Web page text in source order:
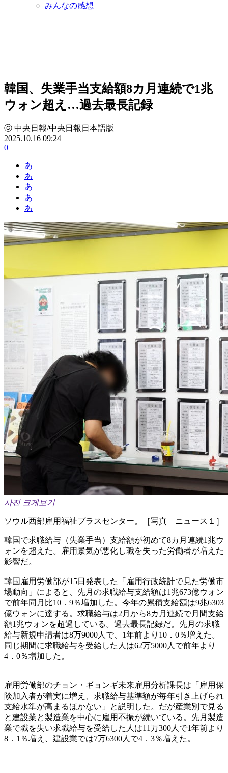
みんなの感想
韓国、失業手当支給額8カ月連続で1兆
ウォン超え…過去最長記録
ⓒ 中央日報/中央日報日本語版
2025.10.16 09:24
0
あ
あ
あ
あ
あ
사진 크게보기
ソウル西部雇用福祉プラスセンター。［写真 ニュース１］
韓国で求職給与（失業手当）支給額が初めて8カ月連続1兆ウ
ォンを超えた。雇用景気が悪化し職を失った労働者が増えた
影響だ。
韓国雇用労働部が15日発表した「雇用行政統計で見た労働市
場動向」によると、先月の求職給与支給額は1兆673億ウォン
で前年同月比10．9％増加した。今年の累積支給額は9兆6303
億ウォンに達する。求職給与は2月から8カ月連続で月間支給
額1兆ウォンを超過している。過去最長記録だ。先月の求職
給与新規申請者は8万9000人で、1年前より10．0％増えた。
同じ期間に求職給与を受給した人は62万5000人で前年より
4．0％増加した。
雇用労働部のチョン・ギョンギ未来雇用分析課長は「雇用保
険加入者が着実に増え、求職給与基準額が毎年引き上げられ
支給水準が高まるほかない」と説明した。だが産業別で見る
と建設業と製造業を中心に雇用不振が続いている。先月製造
業で職を失い求職給与を受給した人は11万300人で1年前より
8．1％増え、建設業では7万6300人で4．3％増えた。